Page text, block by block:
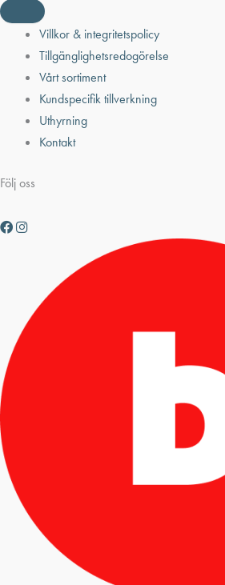
Villkor & integritetspolicy
Tillgänglighetsredogörelse
Vårt sortiment
Kundspecifik tillverkning
Uthyrning
Kontakt
Följ oss